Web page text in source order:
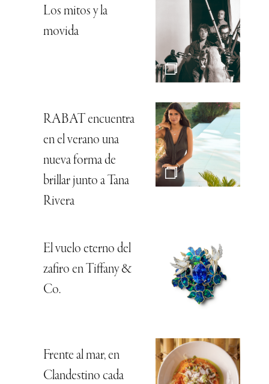
Los mitos y la
movida
RABAT encuentra
en el verano una
nueva forma de
brillar junto a Tana
Rivera
El vuelo eterno del
zafiro en Tiffany &
Co.
Frente al mar, en
Clandestino cada